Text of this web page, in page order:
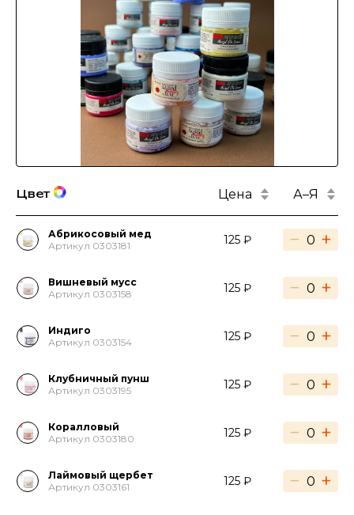
Цвет Цена А–Я
Абрикосовый мед
Артикул 0303181
125 ₽ − +
Вишневый мусс
Артикул 0303158
125 ₽ − +
Индиго
Артикул 0303154
125 ₽ − +
Клубничный пунш
Артикул 0303195
125 ₽ − +
Коралловый
Артикул 0303180
125 ₽ − +
Лаймовый щербет
Артикул 0303161
125 ₽ − +